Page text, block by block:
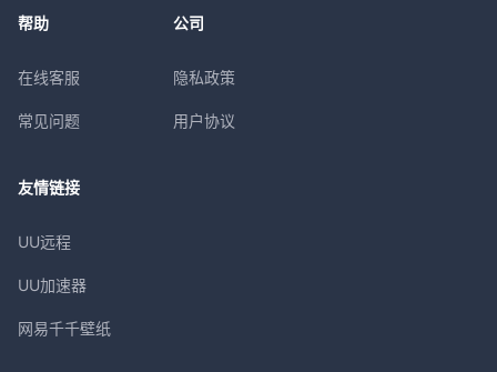
帮助
在线客服
常见问题
公司
隐私政策
用户协议
友情链接
UU远程
UU加速器
网易千千壁纸